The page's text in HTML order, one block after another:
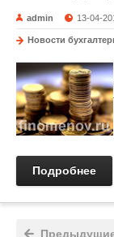
admin 13-04-
Новости
Подробнее